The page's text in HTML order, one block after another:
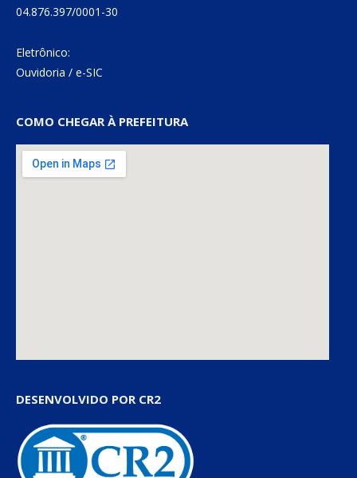
04.876.397/0001-30
Eletrônico:
Ouvidoria / e-SIC
COMO CHEGAR À PREFEITURA
DESENVOLVIDO POR CR2